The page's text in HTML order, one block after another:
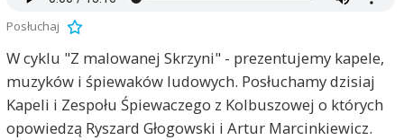
Posłuchaj
W cyklu "Z malowanej Skrzyni" - prezentujemy kapele,
muzyków i śpiewaków ludowych. Posłuchamy dzisiaj
Kapeli i Zespołu Śpiewaczego z Kolbuszowej o których
opowiedzą Ryszard Głogowski i Artur Marcinkiewicz.